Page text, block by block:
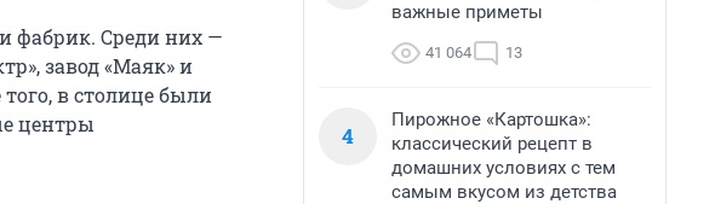
фабрик. Среди них —
завод «Маяк» и
в столице были
центры
важные приметы
41 064 13
4
Пирожное «Картошка»:
классический рецепт в
домашних условиях с тем
самым вкусом из детства